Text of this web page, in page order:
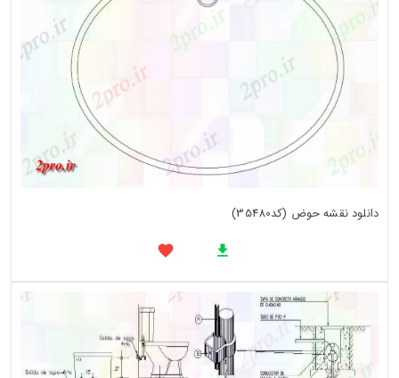
دانلود نقشه حوض (کد35480)